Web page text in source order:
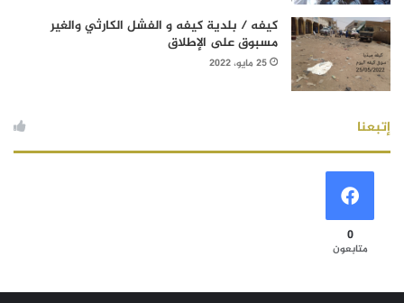
كيفه / بلدية كيفه و الفشل الكارثي والغير
مسبوق على الإطلاق
25 مايو، 2022
إتبعنا
0
متابعون